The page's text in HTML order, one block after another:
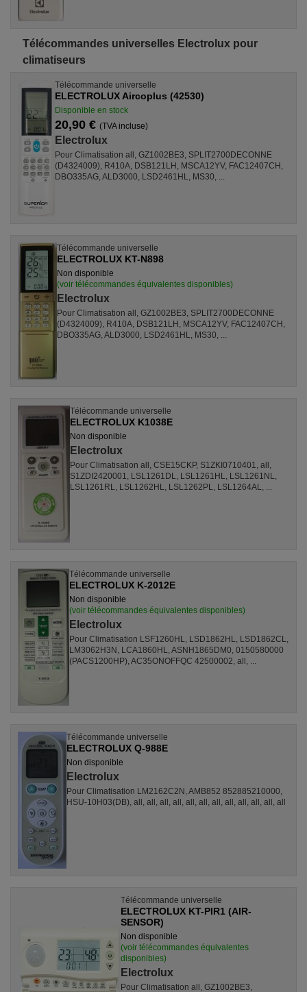
Télécommandes universelles Electrolux pour
climatiseurs
Télécommande universelle
ELECTROLUX Aircoplus (42530)
Disponible en stock
20,90 € (TVA incluse)
Electrolux
Pour Climatisation all, GZ1002BE3, SPLIT2700DECONNE
(D4324009), R410A, DSB121LH, MSCA12YV, FAC12407CH,
DBO335AG, ALD3000, LSD2461HL, MS30, ...
Télécommande universelle
ELECTROLUX KT-N898
Non disponible
(voir télécommandes équivalentes disponibles)
Electrolux
Pour Climatisation all, GZ1002BE3, SPLIT2700DECONNE
(D4324009), R410A, DSB121LH, MSCA12YV, FAC12407CH,
DBO335AG, ALD3000, LSD2461HL, MS30, ...
Télécommande universelle
ELECTROLUX K1038E
Non disponible
Electrolux
Pour Climatisation all, CSE15CKP, S1ZKI0710401, all,
S1ZDI2420001, LSL1261DL, LSL1261HL, LSL1261NL,
LSL1261RL, LSL1262HL, LSL1262PL, LSL1264AL, ...
Télécommande universelle
ELECTROLUX K-2012E
Non disponible
(voir télécommandes équivalentes disponibles)
Electrolux
Pour Climatisation LSF1260HL, LSD1862HL, LSD1862CL,
LM3062H3N, LCA1860HL, ASNH1865DM0, 0150580000
(PACS1200HP), AC35ONOFFQC 42500002, all, ...
Télécommande universelle
ELECTROLUX Q-988E
Non disponible
Electrolux
Pour Climatisation LM2162C2N, AMB852 852885210000,
HSU-10H03(DB), all, all, all, all, all, all, all, all, all, all, all, all
Télécommande universelle
ELECTROLUX KT-PIR1 (AIR-
SENSOR)
Non disponible
(voir télécommandes équivalentes
disponibles)
Electrolux
Pour Climatisation all, GZ1002BE3,